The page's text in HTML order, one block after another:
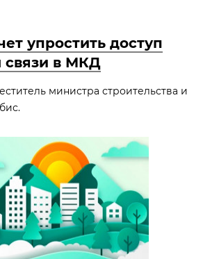
упростить доступ
связи в МКД
министра строительства и